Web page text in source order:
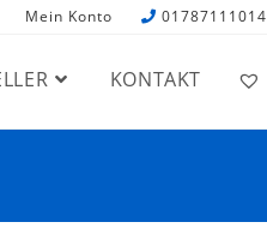
Mein Konto 01787111014
KONTAKT